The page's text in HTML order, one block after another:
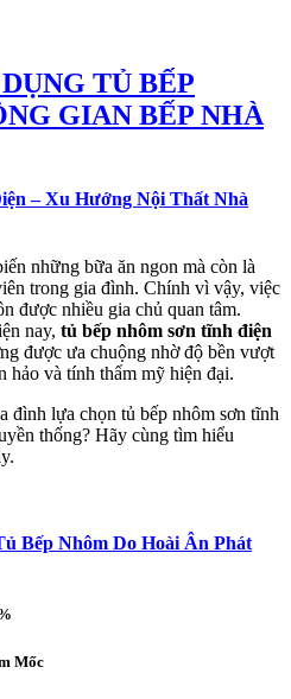
TỦ BẾP
GIAN BẾP NHÀ
– Xu Hướng Nội Thất Nhà
những bữa ăn ngon mà còn là
trong gia đình. Chính vì vậy, việc
được nhiều gia chủ quan tâm.
nay, tủ bếp nhôm sơn tĩnh điện
được ưa chuộng nhờ độ bền vượt
hảo và tính thẩm mỹ hiện đại.
đình lựa chọn tủ bếp nhôm sơn tĩnh
thống? Hãy cùng tìm hiểu
Bếp Nhôm Do Hoài Ân Phát
Mốc